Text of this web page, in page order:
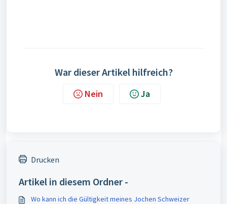
War dieser Artikel hilfreich?
Nein Ja
Drucken
Artikel in diesem Ordner -
Wo kann ich die Gültigkeit meines Jochen Schweizer